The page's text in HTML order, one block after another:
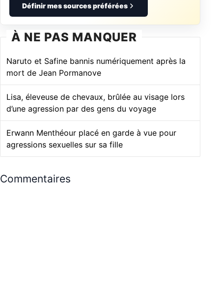
Définir mes sources préférées
À NE PAS MANQUER
Naruto et Safine bannis numériquement après la
mort de Jean Pormanove
Lisa, éleveuse de chevaux, brûlée au visage lors
d’une agression par des gens du voyage
Erwann Menthéour placé en garde à vue pour
agressions sexuelles sur sa fille
Commentaires